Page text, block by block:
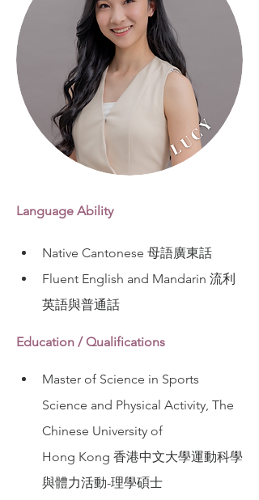
Language Ability
Native Cantonese 母語廣東話
Fluent English and Mandarin 流利
英語與普通話
Education / Qualifications
Master of Science in Sports
Science and Physical Activity, The
Chinese University of
Hong Kong 香港中文大學運動科學
與體力活動-理學碩士